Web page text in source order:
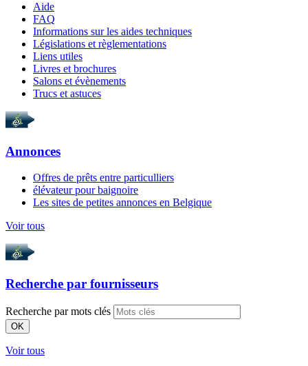
Aide
FAQ
Informations sur les aides techniques
Législations et règlementations
Liens utiles
Livres et brochures
Salons et évènements
Trucs et astuces
Annonces
Offres de prêts entre particulliers
élévateur pour baignoire
Les sites de petites annonces en Belgique
Voir tous
Recherche par fournisseurs
Recherche par mots clés
OK
Voir tous